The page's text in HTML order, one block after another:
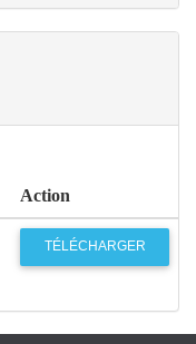
Action
TÉLÉCHARGER